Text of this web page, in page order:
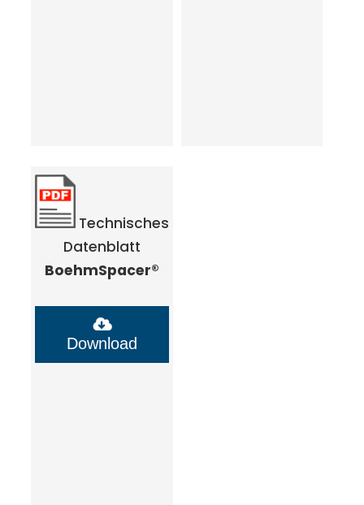
Technisches
Datenblatt
BoehmSpacer®
Download